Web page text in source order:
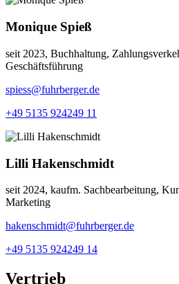
Monique Spieß
seit 2023, Buchhaltung,
Geschäftsführung
spiess@fuhrberger.de
+49 5135 924249 11
Lilli Hakenschmidt
seit 2024, kaufm. Sachbearbeitung,
Marketing
hakenschmidt@fuhrberger.de
+49 5135 924249 14
Vertrieb